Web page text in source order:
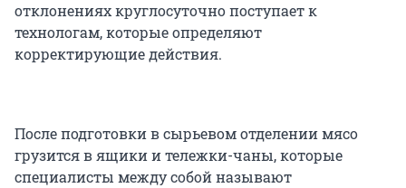
отклонениях круглосуточно поступает к
технологам, которые определяют
корректирующие действия.
После подготовки в сырьевом отделении мясо
грузится в ящики и тележки-чаны, которые
специалисты между собой называют